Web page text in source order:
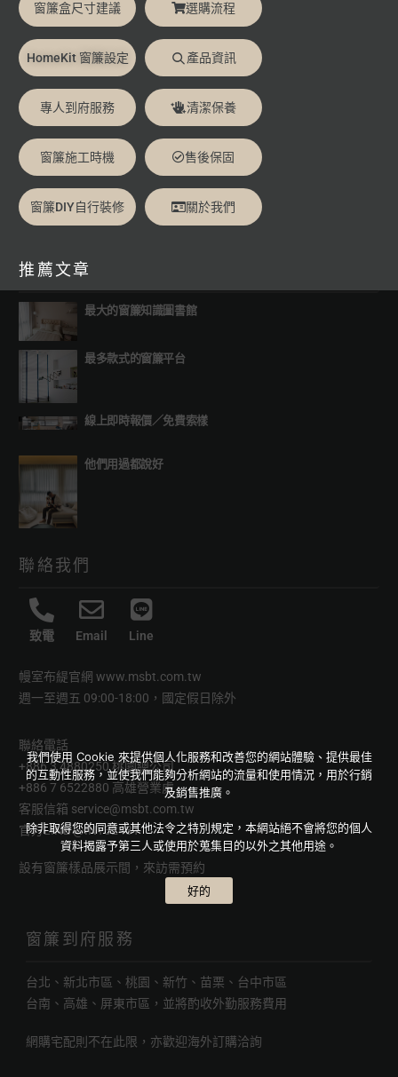
窗簾盒尺寸建議 選購流程
HomeKit 窗簾設定 產品資訊
專人到府服務 清潔保養
窗簾施工時機 售後保固
窗簾DIY自行裝修 關於我們
推薦文章
最大的窗簾知識圖書館
最多款式的窗簾平台
線上即時報價／免費索樣
他們用過都說好
聯絡我們
致電 Email Line
幔室布緹官網www.msbt.com.tw
週一至週五 09:00-18:00，國定假日除外
聯絡電話
+886 3 4880250 桃園總公司
+886 7 6522880 高雄營業處
客服信箱 service@msbt.com.tw
官方LINE@INY3243T
設有窗簾樣品展示間，來訪需預約
窗簾到府服務
台北、新北市區、桃園、新竹、苗栗、台中市區
台南、高雄、屏東市區，並將酌收外勤服務費用
網購宅配則不在此限，亦歡迎海外訂購洽詢
我們使用 Cookie 來提供個人化服務和改善您的網站體驗、提供最佳
的互動性服務，並使我們能夠分析網站的流量和使用情況，用於行銷
及銷售推廣。
除非取得您的同意或其他法令之特別規定，本網站絕不會將您的個人
資料揭露予第三人或使用於蒐集目的以外之其他用途。
好的